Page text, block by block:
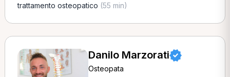
trattamento osteopatico (55 min)
Danilo Marzorati
Osteopata